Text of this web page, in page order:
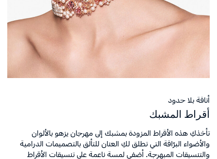
أناقة بلا حدود
أقراط المشبك
تأخذكِ هذه الأقراط المزودة بمشبك إلى مهرجان يزهو بالألوان
والأضواء البرّاقة التي تطلق لكِ العنان للتألق بالتصميمات الدرامية
والتنسيقات المبهرجة. أضفي لمسة ناعمة على تنسيقات الأقراط